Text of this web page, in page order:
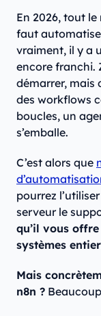
En 2026, tout
faut
vraiment, il y a
encore franchi.
démarrer, mais
des workflows
boucles, un
s’emballe.
C’est alors que
pourrez
serveur le
qu’il vous
systèmes
Mais
n8n ?